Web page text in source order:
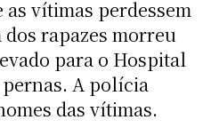
vítimas perdessem
rapazes morreu
para o Hospital
A polícia
das vítimas.